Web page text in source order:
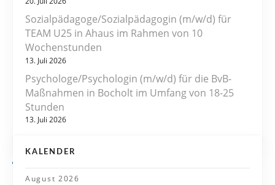
a
Sozialpädagoge/Sozialpädagogin (m/w/d) für
TEAM U25 in Ahaus im Rahmen von 10
Wochenstunden
13. Juli 2026
Psychologe/Psychologin (m/w/d) für die BvB-
Maßnahmen in Bocholt im Umfang von 18-25
Stunden
13. Juli 2026
KALENDER
August 2026